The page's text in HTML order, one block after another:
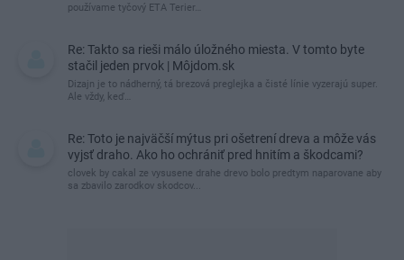
používame tyčový ETA Terier…
Re: Takto sa rieši málo úložného miesta. V tomto byte
stačil jeden prvok | Môjdom.sk
Dizajn je to nádherný, tá brezová preglejka a čisté línie vyzerajú super.
Ale vždy, keď…
Re: Toto je najväčší mýtus pri ošetrení dreva a môže vás
vyjsť draho. Ako ho ochrániť pred hnitím a škodcami?
clovek by cakal ze vysusene drahe drevo bolo predtym naparovane aby
sa zbavilo zarodkov skodcov...